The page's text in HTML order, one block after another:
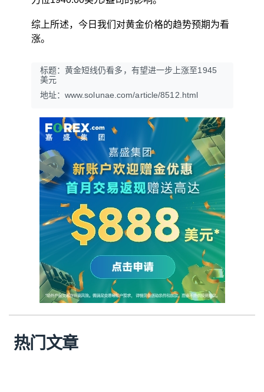
综上所述，今日我们对黄金价格的趋势预期为看
涨。
标题：黄金短线仍看多，有望进一步上涨至1945
美元
地址：www.solunae.com/article/8512.html
热门文章